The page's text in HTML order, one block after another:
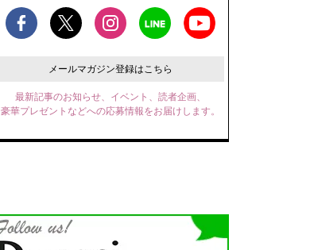
メールマガジン登録はこちら
最新記事のお知らせ、イベント、読者企画、
豪華プレゼントなどへの応募情報をお届けします。